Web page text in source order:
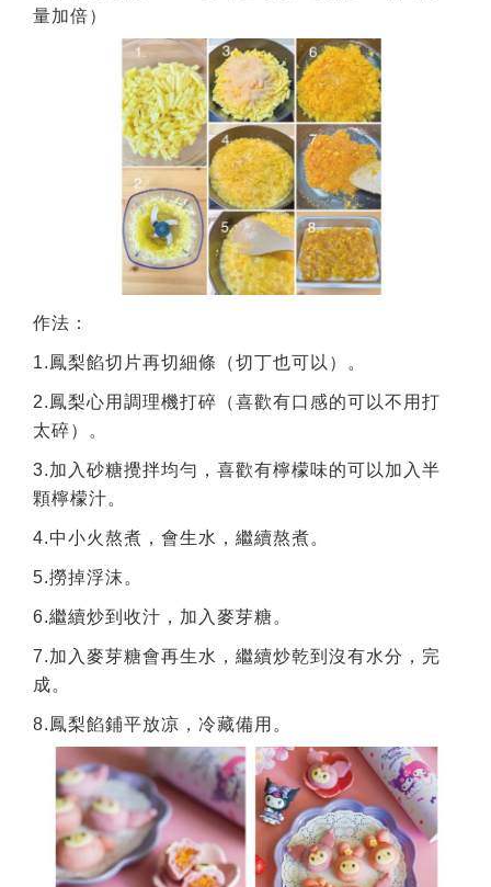
量加倍）
作法：
1.鳳梨餡切片再切細條（切丁也可以）。
2.鳳梨心用調理機打碎（喜歡有口感的可以不用打
太碎）。
3.加入砂糖攪拌均勻，喜歡有檸檬味的可以加入半
顆檸檬汁。
4.中小火熬煮，會生水，繼續熬煮。
5.撈掉浮沫。
6.繼續炒到收汁，加入麥芽糖。
7.加入麥芽糖會再生水，繼續炒乾到沒有水分，完
成。
8.鳳梨餡鋪平放凉，冷藏備用。